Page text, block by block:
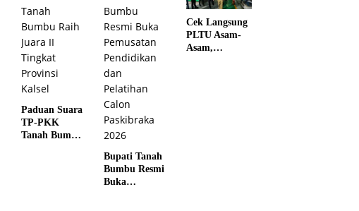
Paduan Suara
TP-PKK
Tanah Bumbu
Bupati Tanah
Bumbu Resmi
Buka
Cek Langsung
PLTU Asam-
Asam,